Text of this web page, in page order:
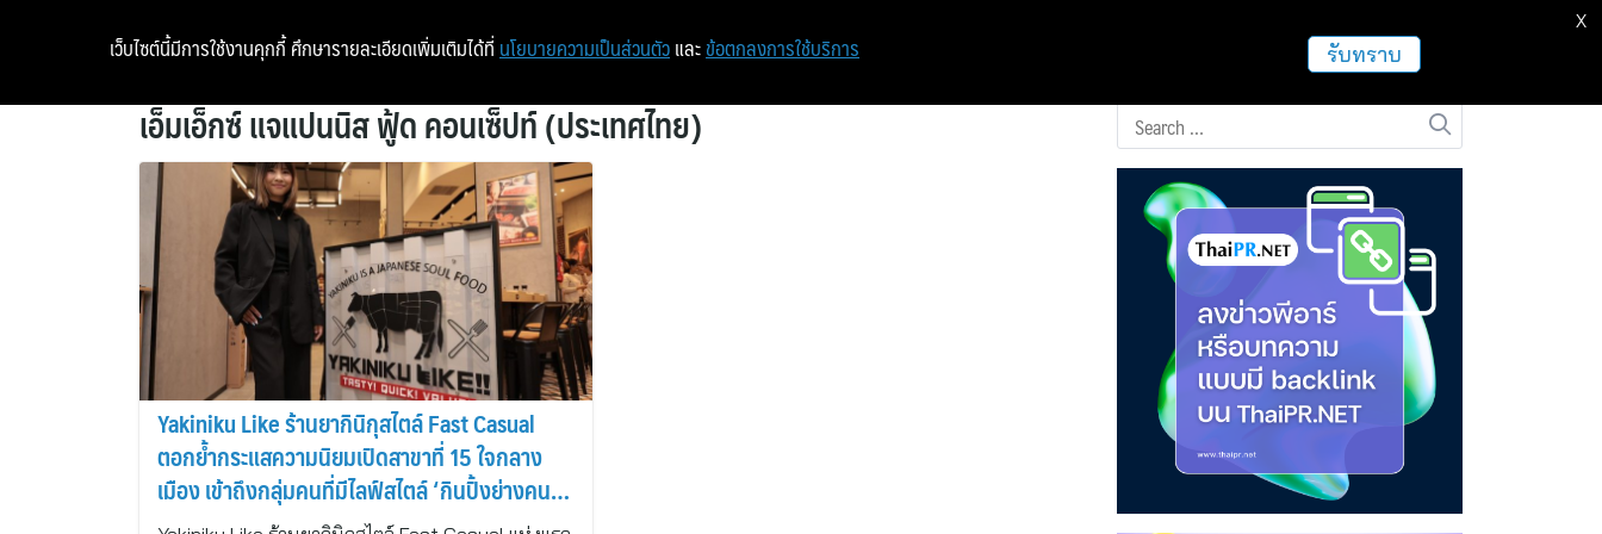
หน้าแรก ท่องเที่ยว ฝากข่าวประชาสัมพันธ์
เอ็มเอ็กซ์ แจแปนนิส ฟู้ด คอนเซ็ปท์ (ประเทศไทย)
Yakiniku Like ร้านยากินิกุสไตล์ Fast Casual
ตอกย้ำกระแสความนิยมเปิดสาขาที่ 15 ใจกลาง
เมือง เข้าถึงกลุ่มคนที่มีไลฟ์สไตล์ ‘กินปิ้งย่างคน
เดียวได้ ไม่เขิน’
เว็บไซต์นี้มีการใช้งานคุกกี้ ศึกษารายละเอียดเพิ่มเติมได้ที่ นโยบายความเป็นส่วนตัว และ ข้อตกลงการใช้บริการ รับทราบ
X